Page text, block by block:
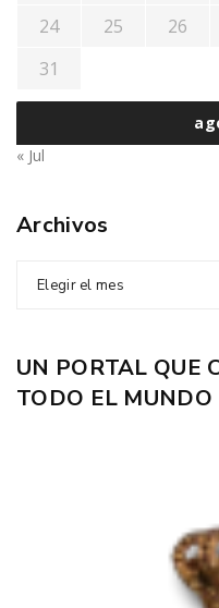
24
25 26
31
« Jul
Archivos
Elegir el mes
UN PORTAL QUE
TODO EL MUNDO